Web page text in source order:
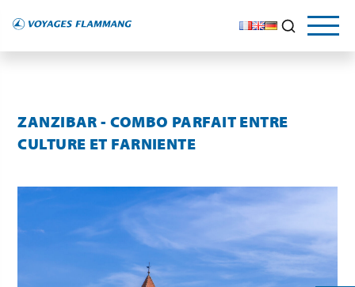
LE GUIDE DU VOYAGEUR
ZANZIBAR - COMBO PARFAIT ENTRE
CULTURE ET FARNIENTE